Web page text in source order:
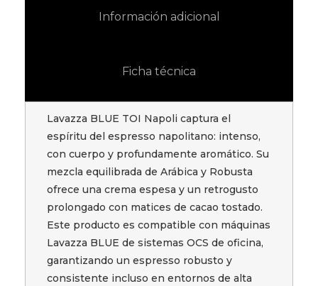
Información adicional
Ficha técnica
Lavazza BLUE TOI Napoli captura el
espíritu del espresso napolitano: intenso,
con cuerpo y profundamente aromático. Su
mezcla equilibrada de Arábica y Robusta
ofrece una crema espesa y un retrogusto
prolongado con matices de cacao tostado.
Este producto es compatible con máquinas
Lavazza BLUE de sistemas OCS de oficina,
garantizando un espresso robusto y
consistente incluso en entornos de alta